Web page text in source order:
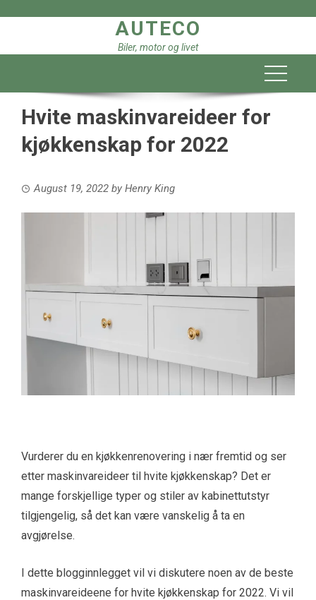
AUTECO
Biler, motor og livet
Hvite maskinvareideer for
kjøkkenskap for 2022
August 19, 2022 by Henry King
Vurderer du en kjøkkenrenovering i nær fremtid og ser
etter maskinvareideer til hvite kjøkkenskap? Det er
mange forskjellige typer og stiler av kabinettutstyr
tilgjengelig, så det kan være vanskelig å ta en
avgjørelse.
I dette blogginnlegget vil vi diskutere noen av de beste
maskinvareideene for hvite kjøkkenskap for 2022. Vi vil